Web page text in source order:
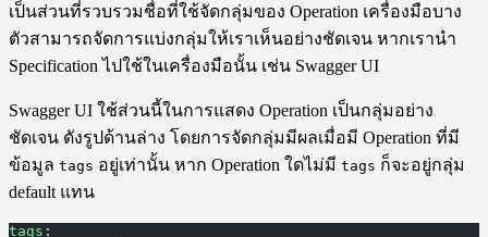
เป็นส่วนที่รวบรวมชื่อที่ใช้จัดกลุ่มของ Operation เครื่องมือบาง
ตัวสามารถจัดการแบ่งกลุ่มให้เราเห็นอย่างชัดเจน หากเรานำ
Specification ไปใช้ในเครื่องมือนั้น เช่น Swagger UI
Swagger UI ใช้ส่วนนี้ในการแสดง Operation เป็นกลุ่มอย่าง
ชัดเจน ดังรูปด้านล่าง โดยการจัดกลุ่มมีผลเมื่อมี Operation ที่มี
ข้อมูล tags อยู่เท่านั้น หาก Operation ใดไม่มี tags ก็จะอยู่กลุ่ม
default แทน
tags :